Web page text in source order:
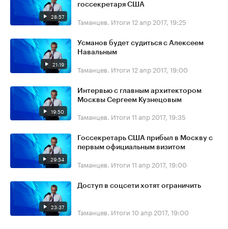
28:57
госсекретаря США
Таманцев. Итоги 12 апр 2017, 19:25
21:19
Усманов будет судиться с Алексеем
Навальным
Таманцев. Итоги 12 апр 2017, 19:00
19:50
Интервью с главным архитектором
Москвы Сергеем Кузнецовым
Таманцев. Итоги 11 апр 2017, 19:35
29:54
Госсекретарь США прибыл в Москву с
первым официальным визитом
Таманцев. Итоги 11 апр 2017, 19:00
23:37
Доступ в соцсети хотят ограничить
Таманцев. Итоги 10 апр 2017, 19:00